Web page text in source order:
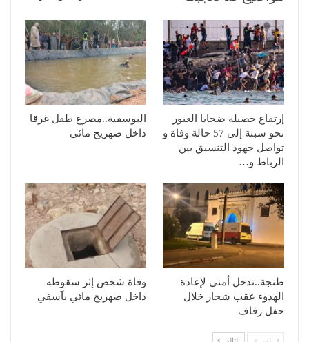
إرتفاع حصيلة ضحايا العبور
نحو سبتة إلى 57 حالة وفاة و
تواصل جهود التنسيق بين
الرباط و…
اليوسفية..مصرع طفل غرقا
داخل صهريج مائي
طنجة..تدخل أمني لإعادة
الهدوء عقب شجار خلال
حفل زفاف
وفاة شخص إثر سقوطه
داخل صهريج مائي بآسفي